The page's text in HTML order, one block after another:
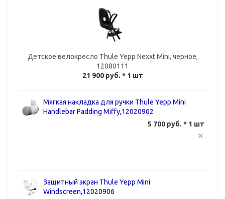
Детское велокресло Thule Yepp Nexxt Mini, черное,
12080111
21 900 руб. * 1 шт
Мягкая накладка для ручки Thule Yepp Mini
Handlebar Padding Miffy,12020902
5 700 руб. * 1 шт
Защитный экран Thule Yepp Mini
Windscreen,12020906